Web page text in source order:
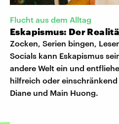
Flucht aus dem Alltag
Eskapismus: Der
Zocken, Serien bingen,
Socials kann Eskapismus
andere Welt ein und
hilfreich oder
Diane und Main Huong.